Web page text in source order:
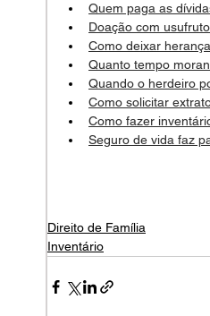
Quem paga as
Doação com
Como deixar
Quanto tempo
Quando o herdeiro
Como solicitar
Como fazer
Seguro de vida faz
Direito de Família
Inventário